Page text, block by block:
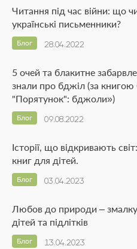
Читання під час війни: що
українські письменники?
28.04.2022
Блог
5 очей та блакитне
знали про бджіл (за книгою
"Порятунок": бджоли»)
09.08.2022
Блог
Історії, що відкривають
книг для дітей.
03.04.2023
Блог
Любов до природи –
дітей та підлітків
13.04.2023
Блог